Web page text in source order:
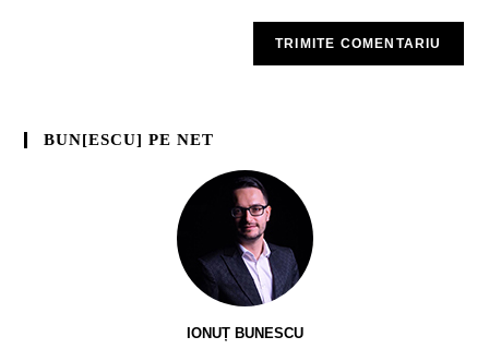
BUN[ESCU] PE NET
IONUȚ BUNESCU